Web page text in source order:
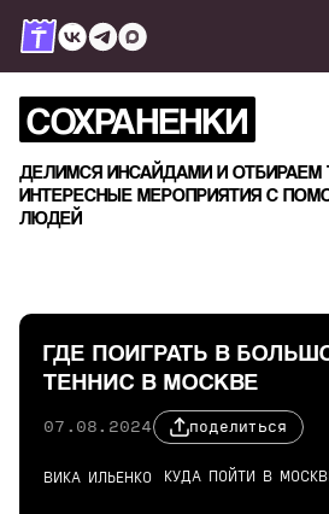
СОХРАНЕНКИ
ДЕЛИМСЯ ИНСАЙДАМИ И
ИНТЕРЕСНЫЕ МЕРОПРИЯТИЯ С
ЛЮДЕЙ
ГДЕ ПОИГРАТЬ В
ТЕННИС В МОСКВЕ
07.08.2024 поделиться
ВИКА ИЛЬЕНКО КУДА ПОЙТИ В